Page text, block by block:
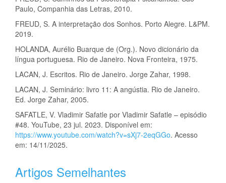
Paulo, Companhia das Letras, 2010.
FREUD, S. A interpretação dos Sonhos. Porto Alegre. L&PM.
2019.
HOLANDA, Aurélio Buarque de (Org.). Novo dicionário da
língua portuguesa. Rio de Janeiro. Nova Fronteira, 1975.
LACAN, J. Escritos. Rio de Janeiro. Jorge Zahar, 1998.
LACAN, J. Seminário: livro 11: A angústia. Rio de Janeiro.
Ed. Jorge Zahar, 2005.
SAFATLE, V. Vladimir Safatle por Vladimir Safatle – episódio
#48. YouTube, 23 jul. 2023. Disponível em:
https://www.youtube.com/watch?v=sXj7-2eqGGo. Acesso
em: 14/11/2025.
Artigos Semelhantes